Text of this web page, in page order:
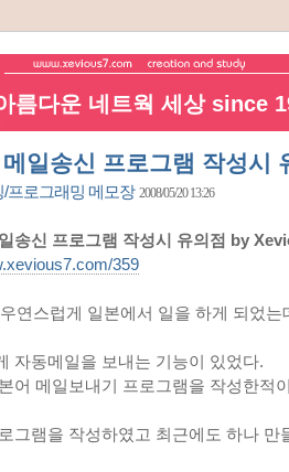
름다운 네트웍 세상 since
일송신 프로그램 작성시
/프로그래밍 메모장 2008/05/20 13:26
송신 프로그램 작성시 유의점 by
359
연스럽게 일본에서 일을 하게 되었
자동메일을 보내는 기능이 있었다.
어 메일보내기 프로그램을 작성한적
그램을 작성하였고 최근에도 하나 만